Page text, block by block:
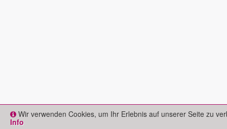
Wir verwenden Cookies, um Ihr Erlebnis auf unserer Seite zu
Info